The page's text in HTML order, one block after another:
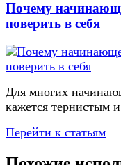
Почему
поверить в себя
Для многих
кажется тернистым
Перейти к статьям